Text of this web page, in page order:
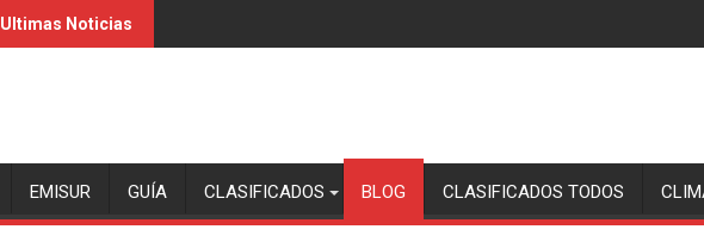
Ultimas Noticias
EMISUR GUÍA CLASIFICADOS BLOG CLASIFICADOS TODOS